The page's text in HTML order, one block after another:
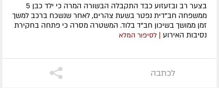
בצער רב ובזעזוע כבד התקבלה הבשורה המרה כי ילד כבן 5
ממשפחה חב"דית נפטר בשעת צהרים, לאחר שנשכח ברכב למשך
זמן ממושך בשיכון חב"ד בלוד. המשטרה מסרה כי פתחה בחקירת
נסיבות האירוע | לסיפור המלא
לכתבה